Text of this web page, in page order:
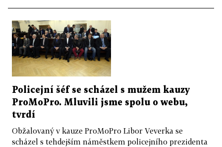
Policejní šéf se scházel s mužem kauzy
ProMoPro. Mluvili jsme spolu o webu,
tvrdí
Obžalovaný v kauze ProMoPro Libor Veverka se
scházel s tehdejším náměstkem policejního prezidenta